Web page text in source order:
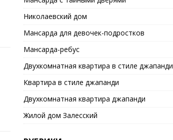
Николаевский дом
Мансарда для девочек-подростков
Мансарда-ребус
Двухкомнатная квартира в стиле джапанди
Квартира в стиле джапанди
Двухкомнатная квартира джапанди
Жилой дом Залесский